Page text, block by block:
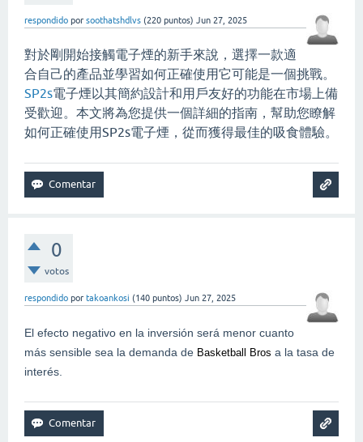
respondido por soothatshdlvs (220 puntos) Jun 27, 2025
對於剛開始接觸電子煙的新手來說，選擇一款適
合自己的產品並學習如何正確使用它可能是一個挑戰。
SP2s電子煙以其簡約設計和用戶友好的功能在市場上備
受歡迎。本文將為您提供一個詳細的指南，幫助您瞭解
如何正確使用SP2s電子煙，從而獲得最佳的吸食體驗。
0
votos
respondido por takoankosi (140 puntos) Jun 27, 2025
El efecto negativo en la inversión será menor cuanto
más sensible sea la demanda de Basketball Bros a la tasa de
interés.